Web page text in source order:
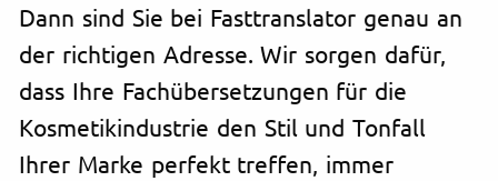
Dann sind Sie bei Fasttranslator genau an
der richtigen Adresse. Wir sorgen dafür,
dass Ihre Fachübersetzungen für die
Kosmetikindustrie den Stil und Tonfall
Ihrer Marke perfekt treffen, immer